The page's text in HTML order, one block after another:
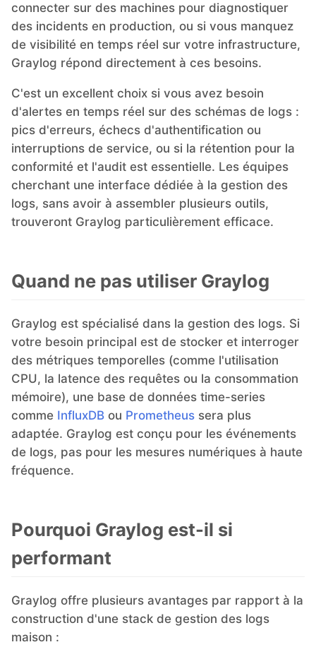
connecter sur des machines pour diagnostiquer
des incidents en production, ou si vous manquez
de visibilité en temps réel sur votre infrastructure,
Graylog répond directement à ces besoins.
C'est un excellent choix si vous avez besoin
d'alertes en temps réel sur des schémas de logs :
pics d'erreurs, échecs d'authentification ou
interruptions de service, ou si la rétention pour la
conformité et l'audit est essentielle. Les équipes
cherchant une interface dédiée à la gestion des
logs, sans avoir à assembler plusieurs outils,
trouveront Graylog particulièrement efficace.
Quand ne pas utiliser Graylog
Graylog est spécialisé dans la gestion des logs. Si
votre besoin principal est de stocker et interroger
des métriques temporelles (comme l'utilisation
CPU, la latence des requêtes ou la consommation
mémoire), une base de données time-series
comme InfluxDB ou Prometheus sera plus
adaptée. Graylog est conçu pour les événements
de logs, pas pour les mesures numériques à haute
fréquence.
Pourquoi Graylog est-il si
performant
Graylog offre plusieurs avantages par rapport à la
construction d'une stack de gestion des logs
maison :